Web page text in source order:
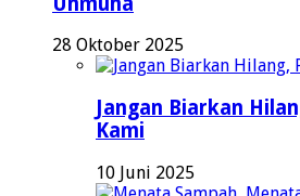
28 Oktober 2025
Jangan Biarkan
Kami
10 Juni 2025